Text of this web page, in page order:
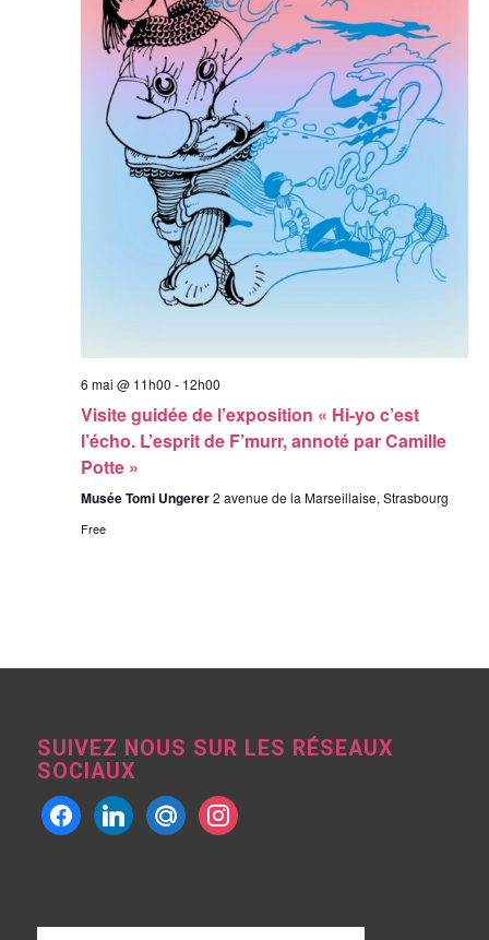
6 mai @ 11h00 - 12h00
Visite guidée de l’exposition « Hi-yo c’est
l’écho. L’esprit de F’murr, annoté par Camille
Potte »
Musée Tomi Ungerer2 avenue de la Marseillaise, Strasbourg
Free
SUIVEZ NOUS SUR LES RÉSEAUX
SOCIAUX
facebooklinkedin mailru instagram